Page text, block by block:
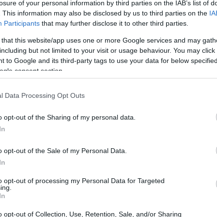
of your personal information by third parties on the IAB’s list of
This information may also be disclosed by us to third parties on the
Participants that may further disclose it to other third parties.
that this website/app uses one or more Google services and may
but not limited to your visit or usage behaviour. You may
to Google and its third-party tags to use your data for below
consent section.
Data Processing Opt Outs
opt-out of the Sharing of my personal data.
opt-out of the Sale of my Personal Data.
opt-out of processing my Personal Data for Targeted
opt-out of Collection, Use, Retention, Sale, and/or Sharing
normal sentirse abrumado por la incertidumbre
Si te encuentras en esta situación, puede que
pagar a plazos una sentencia judicial en España. La
varios factores, incluidos el tipo de deuda, la
En este artículo, exploraremos cómo funciona el
judiciales y qué pasos puedes seguir para gestionarlo